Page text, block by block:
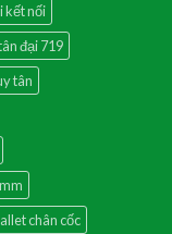
kết nối
đại 719
tân
chân cốc